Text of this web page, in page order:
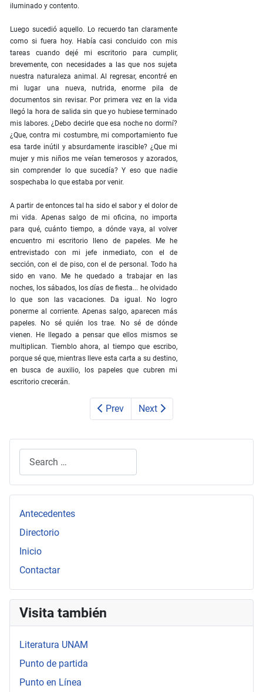
iluminado y contento.
Luego sucedió aquello. Lo recuerdo tan claramente
como si fuera hoy. Había casi concluido con mis
tareas cuando dejé mi escritorio para cumplir,
brevemente, con necesidades a las que nos sujeta
nuestra naturaleza animal. Al regresar, encontré en
mi lugar una nueva, nutrida, enorme pila de
documentos sin revisar. Por primera vez en la vida
llegó la hora de salida sin que yo hubiese terminado
mis labores. ¿Debo decirle que esa noche no dormí?
¿Que, contra mi costumbre, mi comportamiento fue
esa tarde inútil y absurdamente irascible? ¿Que mi
mujer y mis niños me veían temerosos y azorados,
sin comprender lo que sucedía? Y eso que nadie
sospechaba lo que estaba por venir.
A partir de entonces tal ha sido el sabor y el dolor de
mi vida. Apenas salgo de mi oficina, no importa
para qué, cuánto tiempo, a dónde vaya, al volver
encuentro mi escritorio lleno de papeles. Me he
entrevistado con mi jefe inmediato, con el de
sección, con el de piso, con el de personal. Todo ha
sido en vano. Me he quedado a trabajar en las
noches, los sábados, los días de fiesta... he olvidado
lo que son las vacaciones. Da igual. No logro
ponerme al corriente. Apenas salgo, aparecen más
papeles. No sé quién los trae. No sé de dónde
vienen. He llegado a pensar que ellos mismos se
multiplican. Tiemblo ahora, al tiempo que escribo,
porque sé que, mientras lleve esta carta a su destino,
en busca de auxilio, los papeles que cubren mi
escritorio crecerán.
Prev Next
Antecedentes
Directorio
Inicio
Contactar
Visita también
Literatura UNAM
Punto de partida
Punto en Línea